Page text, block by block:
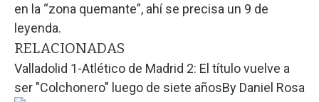
en la “zona quemante”, ahí se precisa un 9 de
leyenda.
RELACIONADAS
Valladolid 1-Atlético de Madrid 2: El título vuelve a
ser "Colchonero" luego de siete añosBy Daniel Rosa